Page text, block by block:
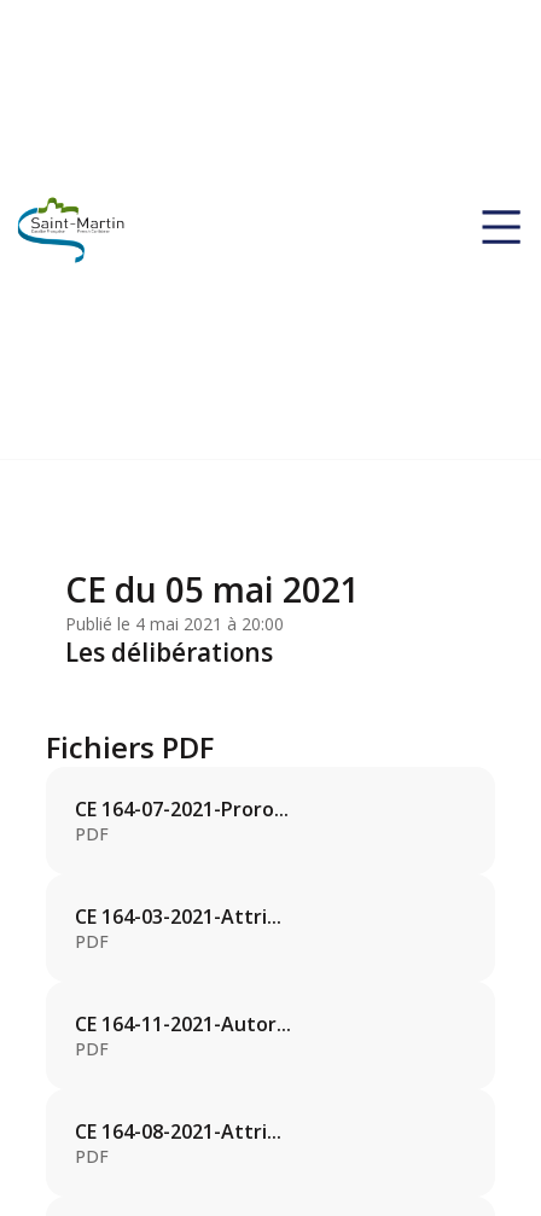
CE du 05 mai 2021
Publié le 4 mai 2021 à 20:00
Les délibérations
Fichiers PDF
CE 164-07-2021-Proro...
PDF
CE 164-03-2021-Attri...
PDF
CE 164-11-2021-Autor...
PDF
CE 164-08-2021-Attri...
PDF